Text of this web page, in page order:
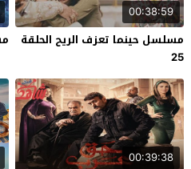
00:38:59
مسلسل حينما تعزف الريح الحلقة
25
00:39:38